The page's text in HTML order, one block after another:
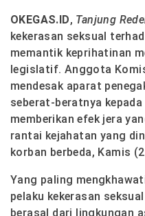
OKEGAS.ID, Tanjung
kekerasan seksual
memantik keprihatinan
legislatif. Anggota
mendesak aparat
seberat-beratnya
memberikan efek jera
rantai kejahatan yang
korban berbeda, Kamis
Yang paling
pelaku kekerasan
berasal dari lingkungan